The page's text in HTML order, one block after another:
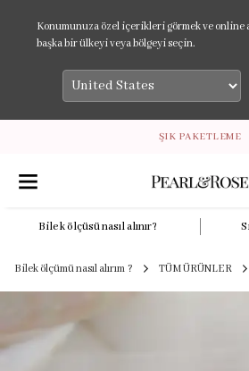
Konumunuza özel içerikleri görmek ve online
başka bir ülkeyi veya bölgeyi seçin.
ŞIK PAKETLEME
Bilek ölçüsü nasıl alınır?
Bilek ölçümü nasıl alırım ? TÜM ÜRÜNLER